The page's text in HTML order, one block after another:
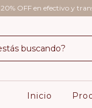
20% OFF en efectivo y
Inicio